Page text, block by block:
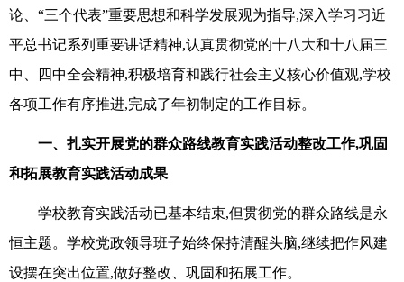
论、“三个代表”重要思想和科学发展观为指导,深入学习习近
平总书记系列重要讲话精神,认真贯彻党的十八大和十八届三
中、四中全会精神,积极培育和践行社会主义核心价值观,学校
各项工作有序推进,完成了年初制定的工作目标。
一、扎实开展党的群众路线教育实践活动整改工作,巩固
和拓展教育实践活动成果
学校教育实践活动已基本结束,但贯彻党的群众路线是永
恒主题。学校党政领导班子始终保持清醒头脑,继续把作风建
设摆在突出位置,做好整改、巩固和拓展工作。